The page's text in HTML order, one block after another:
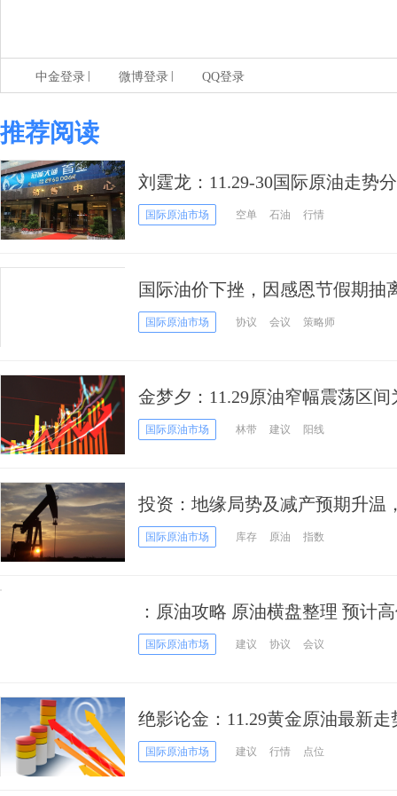
中金登录 微博登录 QQ登录
推荐阅读
刘霆龙：11.29-30国际原油走势
国际原油市场 空单 石油 行情
国际油价下挫，因感恩节假期抽
OPEC+会议料延续减产，但须直
国际原油市场 协议 会议 策略师
金梦夕：11.29原油窄幅震荡区间
国际原油市场 林带 建议 阳线
投资：地缘局势及减产预期升温
国际原油市场 库存 原油 指数
：原油攻略 原油横盘整理 预计
国际原油市场 建议 协议 会议
绝影论金：11.29黄金原油最新
会涨吗？附黄金原油解套
国际原油市场 建议 行情 点位